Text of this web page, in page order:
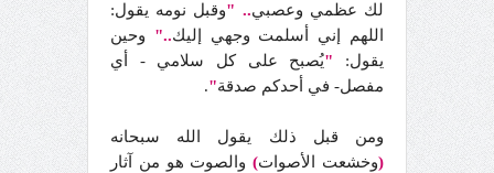
لك عظمي وعصبي..
"وقبل نومه يقول:
اللهم إني أسلمت وجهي إليك.." وحين
يقول: "يُصبح على كل سلامي - أي
مفصل- في أحدكم صدقة"
.
ومن قبل ذلك يقول الله سبحانه
(وخشعت الأصوات)والصوت هو من آثار